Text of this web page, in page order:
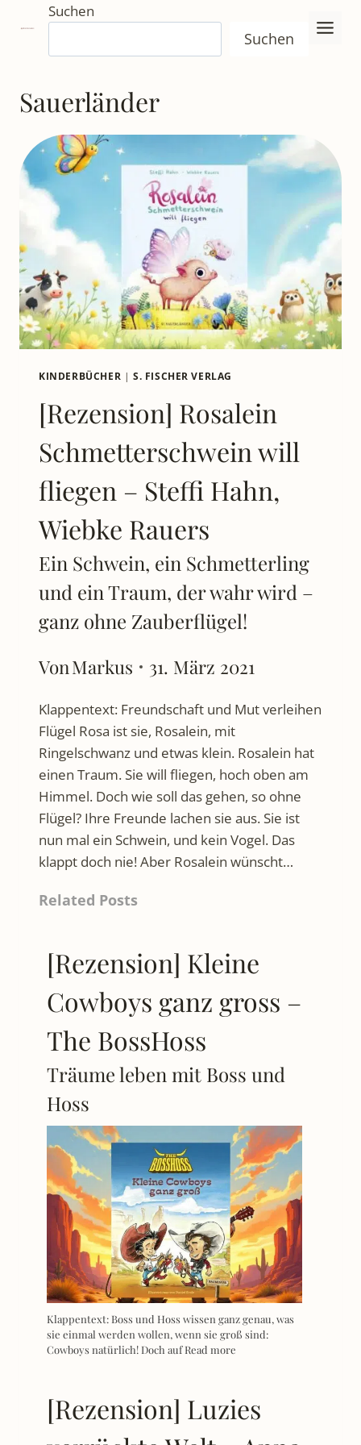
Inhalt
springen
Suchen
Suchen
Sauerländer
KINDERBÜCHER | S. FISCHER VERLAG
[Rezension] Rosalein
Schmetterschwein will
fliegen – Steffi Hahn,
Wiebke Rauers
Ein Schwein, ein Schmetterling
und ein Traum, der wahr wird –
ganz ohne Zauberflügel!
VonMarkus 31. März 2021
Klappentext: Freundschaft und Mut verleihen
Flügel Rosa ist sie, Rosalein, mit
Ringelschwanz und etwas klein. Rosalein hat
einen Traum. Sie will fliegen, hoch oben am
Himmel. Doch wie soll das gehen, so ohne
Flügel? Ihre Freunde lachen sie aus. Sie ist
nun mal ein Schwein, und kein Vogel. Das
klappt doch nie! Aber Rosalein wünscht…
Related Posts
[Rezension] Kleine
Cowboys ganz gross –
The BossHoss
Träume leben mit Boss und
Hoss
Klappentext: Boss und Hoss wissen ganz genau, was
sie einmal werden wollen, wenn sie groß sind:
Cowboys natürlich! Doch aufRead more
[Rezension] Luzies